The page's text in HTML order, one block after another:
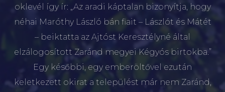
oklevél így ír: „Az aradi káptalan bizonyítja, hogy
néhai Maróthy László bán fiait – Lászlót és Mátét
– beiktatta az Ajtóst Keresztélyné által
elzálogosított Zaránd megyei Kégyós birtokba.”
Egy későbbi, egy emberöltővel ezután
keletkezett okirat a települést már nem Zaránd,